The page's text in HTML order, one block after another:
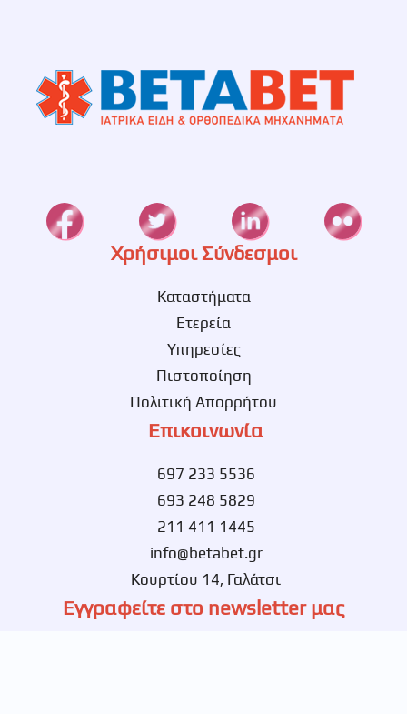
Χρήσιμοι Σύνδεσμοι
Καταστήματα
Ετερεία
Υπηρεσίες
Πιστοποίηση
Πολιτική Απορρήτου
Επικοινωνία
697 233 5536
693 248 5829
211 411 1445
info@betabet.gr
Κουρτίου 14, Γαλάτσι
Εγγραφείτε στο newsletter μας